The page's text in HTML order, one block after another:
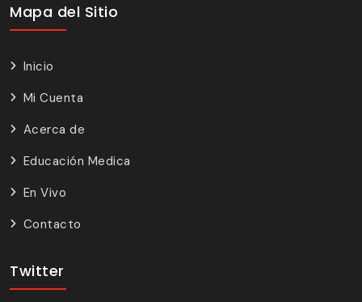
Mapa del Sitio
Inicio
Mi Cuenta
Acerca de
Educación Medica
En Vivo
Contacto
Twitter